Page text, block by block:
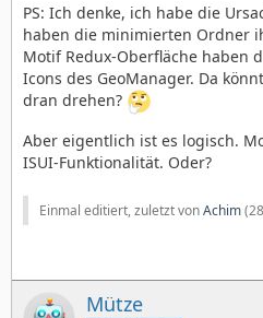
PS: Ich denke, ich habe die
haben die minimierten Ordner
Motif Redux-Oberfläche haben
Icons des GeoManager. Da
dran drehen?
Aber eigentlich ist es logisch.
ISUI-Funktionalität. Oder?
Einmal editiert, zuletzt vonAchim(
Mütze